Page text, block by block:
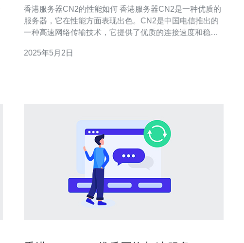
香港服务器CN2的性能如何 香港服务器CN2是一种优质的
服务器，它在性能方面表现出色。CN2是中国电信推出的
一种高速网络传输技术，它提供了优质的连接速度和稳定
服务器CN2具有出色的连接速度，这是由于CN2网络的优
2025年5月2日